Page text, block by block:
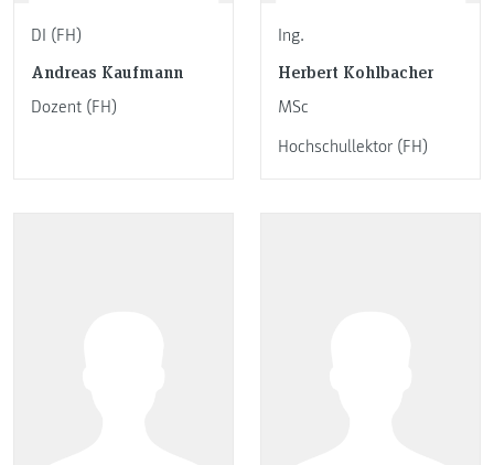
DI (FH)
Andreas Kaufmann
Dozent (FH)
Ing.
Herbert Kohlbacher
MSc
Hochschullektor (FH)